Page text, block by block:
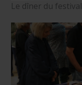
Le dîner du festival